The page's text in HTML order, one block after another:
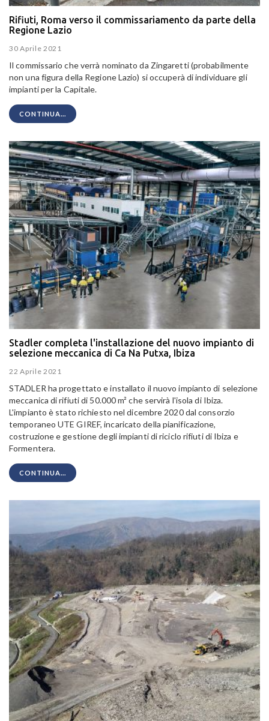
Rifiuti, Roma verso il commissariamento da parte della
Regione Lazio
30 Aprile 2021
Il commissario che verrà nominato da Zingaretti (probabilmente
non una figura della Regione Lazio) si occuperà di individuare gli
impianti per la Capitale.
CONTINUA...
Stadler completa l'installazione del nuovo impianto di
selezione meccanica di Ca Na Putxa, Ibiza
22 Aprile 2021
STADLER ha progettato e installato il nuovo impianto di selezione
meccanica di rifiuti di 50.000 m² che servirà l'isola di Ibiza.
L'impianto è stato richiesto nel dicembre 2020 dal consorzio
temporaneo UTE GIREF, incaricato della pianificazione,
costruzione e gestione degli impianti di riciclo rifiuti di Ibiza e
Formentera.
CONTINUA...